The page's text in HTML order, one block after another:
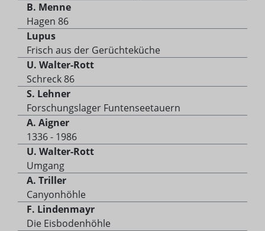
B. Menne
Hagen 86
Lupus
Frisch aus der Gerüchteküche
U. Walter-Rott
Schreck 86
S. Lehner
Forschungslager Funtenseetauern
A. Aigner
1336 - 1986
U. Walter-Rott
Umgang
A. Triller
Canyonhöhle
F. Lindenmayr
Die Eisbodenhöhle